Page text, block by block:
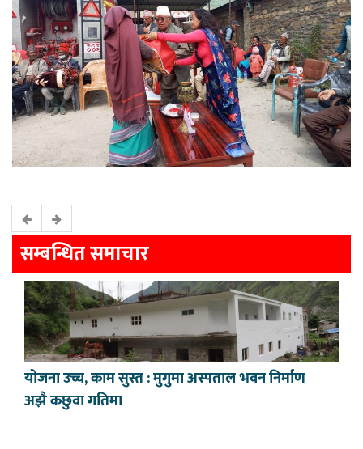
सम्बन्धित समाचार
योजना उच्च, काम सुस्त : मुगुमा अस्पताल भवन निर्माण
अझै कछुवा गतिमा